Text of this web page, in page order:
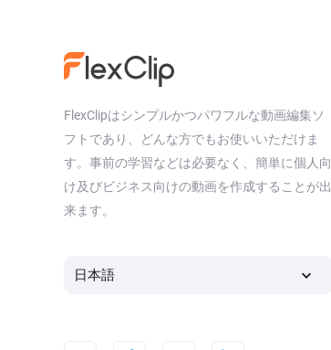
FlexClipはシンプルかつパワフルな動画編集ソ
フトであり、どんな方でもお使いいただけま
す。事前の学習などは必要なく、簡単に個人向
け及びビジネス向けの動画を作成することが出
来ます。
日本語